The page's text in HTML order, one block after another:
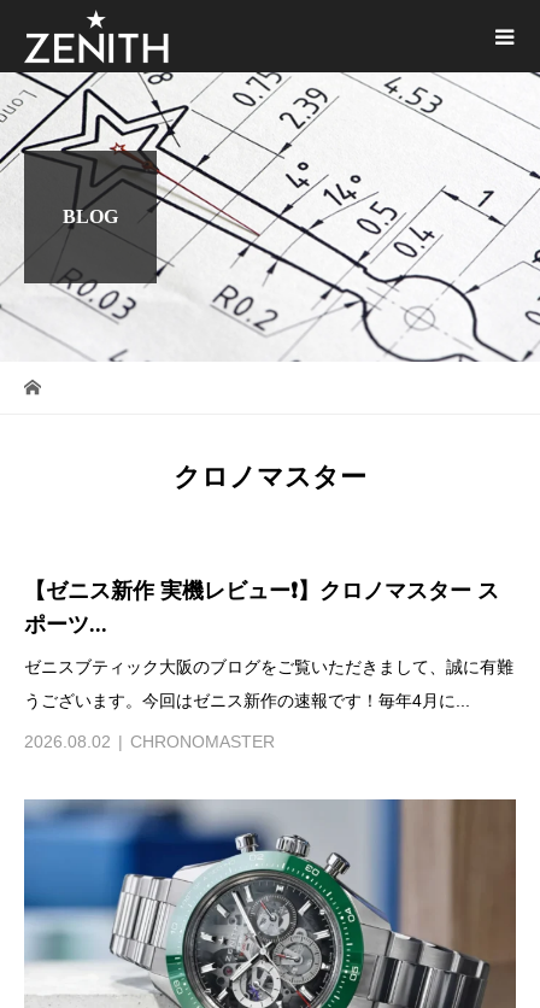
BLOG
クロノマスター
【ゼニス新作 実機レビュー❗️】クロノマスター ス
ポーツ...
ゼニスブティック大阪のブログをご覧いただきまして、誠に有難
うございます。今回はゼニス新作の速報です！毎年4月に...
2026.08.02 CHRONOMASTER